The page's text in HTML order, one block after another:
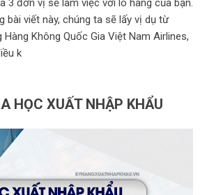
3 đơn vị sẽ làm việc với lô hàng của bạn.
bài viết này, chúng ta sẽ lấy vị dụ từ
Hàng Không Quốc Gia Việt Nam Airlines,
k
HỌC XUẤT NHẬP KHẨU